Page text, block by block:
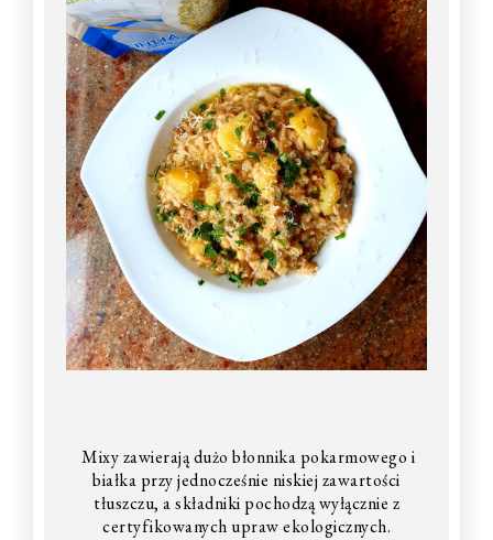
Mixy zawierają dużo błonnika pokarmowego i
białka przy jednocześnie niskiej zawartości
tłuszczu, a składniki pochodzą wyłącznie z
certyfikowanych upraw ekologicznych.